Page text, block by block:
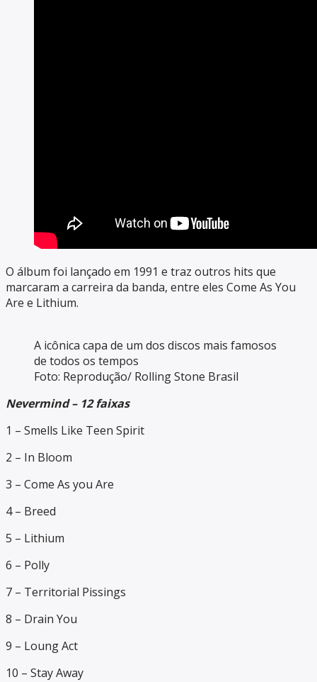
O álbum foi lançado em 1991 e traz outros hits que
marcaram a carreira da banda, entre eles Come As You
Are e Lithium.
A icônica capa de um dos discos mais famosos
de todos os tempos
Foto: Reprodução/ Rolling Stone Brasil
Nevermind – 12 faixas
1 – Smells Like Teen Spirit
2 – In Bloom
3 – Come As you Are
4 – Breed
5 – Lithium
6 – Polly
7 – Territorial Pissings
8 – Drain You
9 – Loung Act
10 – Stay Away